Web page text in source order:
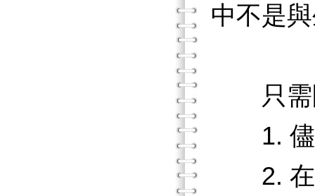
中不是
只需
1. 儘管
2. 在